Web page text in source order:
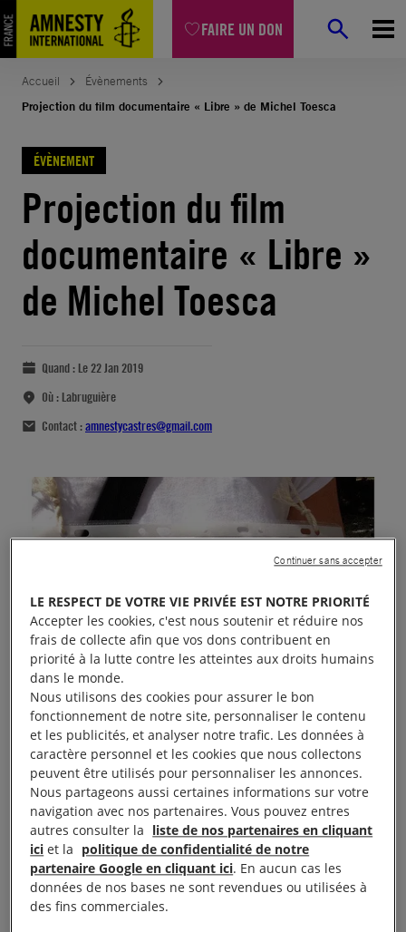
FAIRE UN DON
Accueil
Évènements
Projection du film documentaire « Libre » de Michel Toesca
ÉVÈNEMENT
Projection du film
documentaire « Libre »
de Michel Toesca
Quand : Le 22 Jan 2019
Où : Labruguière
Contact :amnestycastres@gmail.com
Film documentaire « libre » de Michel Toesca.
LE RESPECT DE VOTRE VIE PRIVÉE EST NOTRE PRIORITÉ
Accepter les cookies, c'est nous soutenir et réduire nos
frais de collecte afin que vos dons contribuent en
priorité à la lutte contre les atteintes aux droits humains
dans le monde.
Nous utilisons des cookies pour assurer le bon
fonctionnement de notre site, personnaliser le contenu
et les publicités, et analyser notre trafic. Les données à
caractère personnel et les cookies que nous collectons
peuvent être utilisés pour personnaliser les annonces.
Nous partageons aussi certaines informations sur votre
navigation avec nos partenaires. Vous pouvez entres
autres consulter la liste de nos partenaires en cliquant
ici et la politique de confidentialité de notre
partenaire Google en cliquant ici. En aucun cas les
données de nos bases ne sont revendues ou utilisées à
des fins commerciales.
Continuer sans accepter